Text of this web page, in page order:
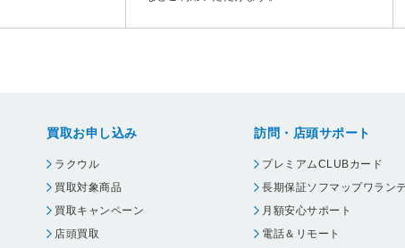
買取お申し込み
ラクウル
買取対象商品
買取キャンペーン
店頭買取
訪問・店頭サポート
プレミアムCLUBカード
長期保証ソフマップワラン
月額安心サポート
電話＆リモート